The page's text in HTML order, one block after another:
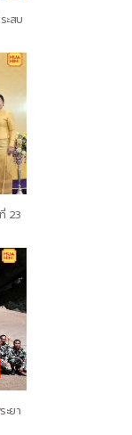
ะสบ
23
ยา